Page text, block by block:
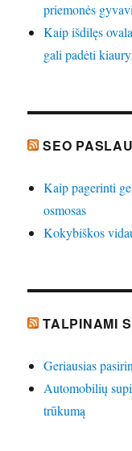
priemonės
Kaip išdilęs
gali padėti
SEO
Kaip pagerinti
osmosas
Kokybiškos
TALPINAMI
Geriausias
Automobilių
trūkumą